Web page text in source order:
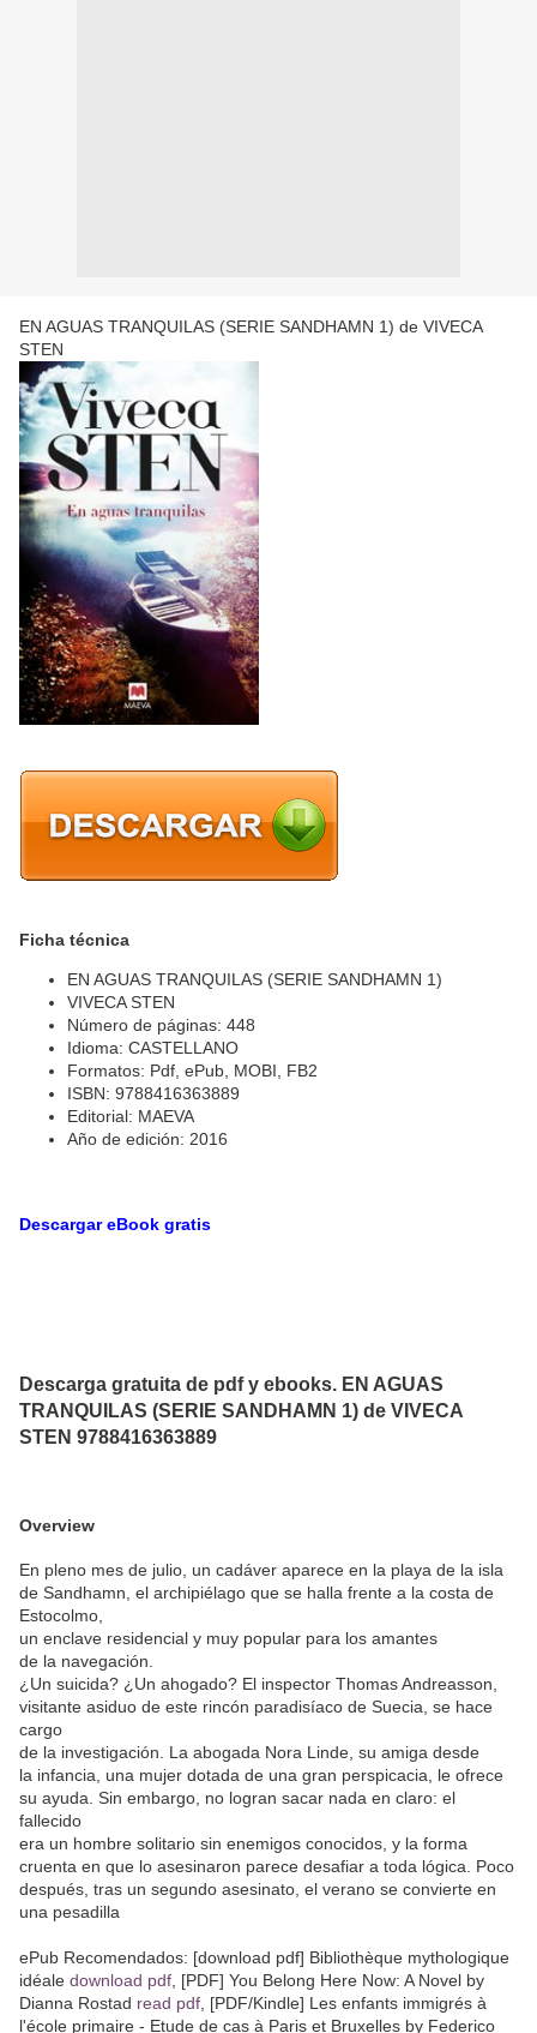
EN AGUAS TRANQUILAS (SERIE SANDHAMN 1) de VIVECA
STEN
Ficha técnica
EN AGUAS TRANQUILAS (SERIE SANDHAMN 1)
VIVECA STEN
Número de páginas: 448
Idioma: CASTELLANO
Formatos: Pdf, ePub, MOBI, FB2
ISBN: 9788416363889
Editorial: MAEVA
Año de edición: 2016
Descargar eBook gratis
Descarga gratuita de pdf y ebooks. EN AGUAS
TRANQUILAS (SERIE SANDHAMN 1) de VIVECA
STEN 9788416363889
Overview
En pleno mes de julio, un cadáver aparece en la playa de la isla
de Sandhamn, el archipiélago que se halla frente a la costa de
Estocolmo,
un enclave residencial y muy popular para los amantes
de la navegación.
¿Un suicida? ¿Un ahogado? El inspector Thomas Andreasson,
visitante asiduo de este rincón paradisíaco de Suecia, se hace
cargo
de la investigación. La abogada Nora Linde, su amiga desde
la infancia, una mujer dotada de una gran perspicacia, le ofrece
su ayuda. Sin embargo, no logran sacar nada en claro: el
fallecido
era un hombre solitario sin enemigos conocidos, y la forma
cruenta en que lo asesinaron parece desafiar a toda lógica. Poco
después, tras un segundo asesinato, el verano se convierte en
una pesadilla
ePub Recomendados: [download pdf] Bibliothèque mythologique
idéale download pdf, [PDF] You Belong Here Now: A Novel by
Dianna Rostad read pdf, [PDF/Kindle] Les enfants immigrés à
l'école primaire - Etude de cas à Paris et Bruxelles by Federico